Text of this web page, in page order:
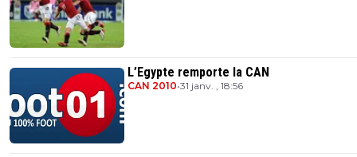
L’Egypte remporte la CAN
CAN 2010•31 janv. , 18:56